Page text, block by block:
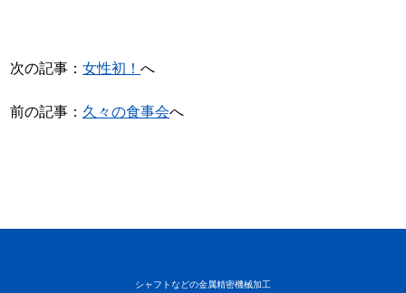
次の記事：女性初！へ
前の記事： 久々の食事会へ
シャフトなどの金属精密機械加工